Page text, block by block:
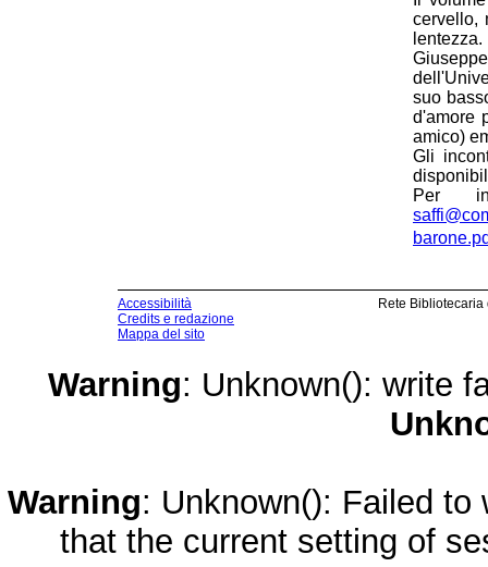
cervello,
lentezza.
suo
d'amore
amico)
Gli
Per
Accessibilità
Credits e redazione
Mappa del sito
Rete
Warning: Unknown(): write
Warning: Unknown(): Failed
that the current setting of